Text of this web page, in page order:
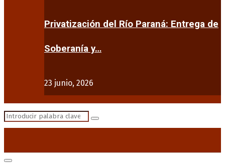
Privatización del Río Paraná: Entrega de
Soberanía y…
23 junio, 2026
Search
Search